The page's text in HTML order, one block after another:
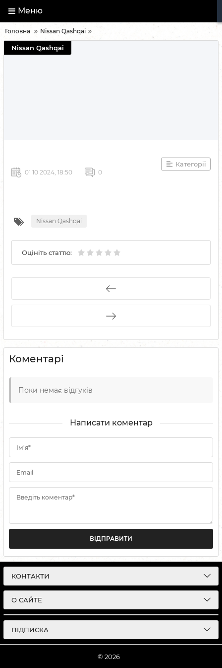
Меню
Головна Nissan Qashqai
Nissan Qashqai
Категорії
01 10 2024, 18:50 0
Nissan Qashqai
Оцініть статтю:
Коментарі
Поки немає відгуків
Написати коментар
Ім'я*
Email
Введіть коментар*
ВІДПРАВИТИ
КОНТАКТИ
О САЙТЕ
ПІДПИСКА
© 2026